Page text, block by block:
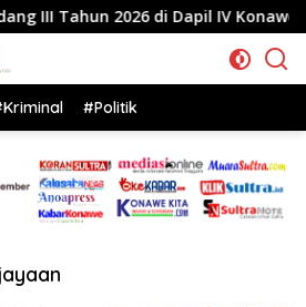
di Dapil IV Konawe Reses
#Politik